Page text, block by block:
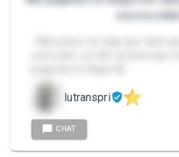
escova
lutranspri
CHAT